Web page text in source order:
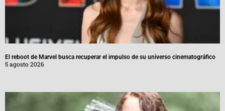
El reboot de Marvel busca recuperar el impulso de su universo cinematográfico
5 agosto 2026